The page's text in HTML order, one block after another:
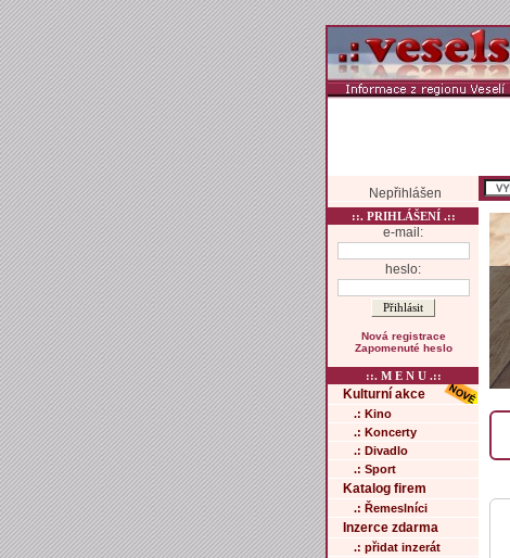
Nepřihlášen
::. PRIHLÁŠENÍ .::
e-mail:
heslo:
Nová registrace
Zapomenuté heslo
::. M E N U .::
Kulturní akce
.: Kino
.: Koncerty
.: Divadlo
.: Sport
Katalog firem
.: Řemeslníci
Inzerce zdarma
.: přidat inzerát